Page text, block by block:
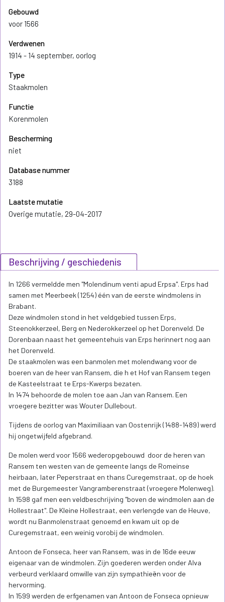
Gebouwd
voor 1566
Verdwenen
1914 - 14 september, oorlog
Type
Staakmolen
Functie
Korenmolen
Bescherming
niet
Database nummer
3188
Laatste mutatie
Overige mutatie, 29-04-2017
Beschrijving / geschiedenis
In 1266 vermeldde men "Molendinum venti apud Erpsa". Erps had
samen met Meerbeek (1254) één van de eerste windmolens in
Brabant.
Deze windmolen stond in het veldgebied tussen Erps,
Steenokkerzeel, Berg en Nederokkerzeel op het Dorenveld. De
Dorenbaan naast het gemeentehuis van Erps herinnert nog aan
het Dorenveld.
De staakmolen was een banmolen met molendwang voor de
boeren van de heer van Ransem, die h et Hof van Ransem tegen
de Kasteelstraat te Erps-Kwerps bezaten.
In 1474 behoorde de molen toe aan Jan van Ransem. Een
vroegere bezitter was Wouter Dullebout.
Tijdens de oorlog van Maximiliaan van Oostenrijk (1488-1489) werd
hij ongetwijfeld afgebrand.
De molen werd voor 1566 wederopgebouwd door de heren van
Ransem ten westen van de gemeente langs de Romeinse
heirbaan, later Peperstraat en thans Curegemstraat, op de hoek
met de Burgemeester Vangramberenstraat (vroegere Molenweg).
In 1598 gaf men een veldbeschrijving "boven de windmolen aan de
Hollestraat". De Kleine Hollestraat, een verlengde van de Heuve,
wordt nu Banmolenstraat genoemd en kwam uit op de
Curegemstraat, een weinig vorobij de windmolen.
Antoon de Fonseca, heer van Ransem, was in de 16de eeuw
eigenaar van de windmolen. Zijn goederen werden onder Alva
verbeurd verklaard omwille van zijn sympathieën voor de
hervorming.
In 1599 werden de erfgenamen van Antoon de Fonseca opnieuw